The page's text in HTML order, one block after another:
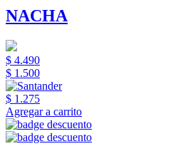
NACHA
$ 4.490
$ 1.500
$ 1.275
Agregar a carrito